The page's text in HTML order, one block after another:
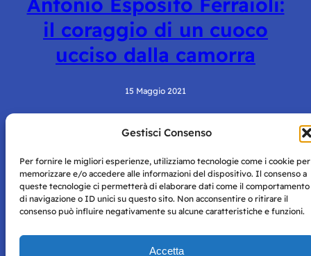
Gestisci Consenso
Per fornire le migliori esperienze, utilizziamo tecnologie come i cookie per
memorizzare e/o accedere alle informazioni del dispositivo. Il consenso a
queste tecnologie ci permetterà di elaborare dati come il comportamento
di navigazione o ID unici su questo sito. Non acconsentire o ritirare il
consenso può influire negativamente su alcune caratteristiche e funzioni.
Accetta
il coraggio di un cuoco
ucciso dalla camorra
15 Maggio 2021
Napoli con autorizzazione numero 38 del 25/9/2019.
Tutte le immagini e i contenuti su questo sito sono forniti